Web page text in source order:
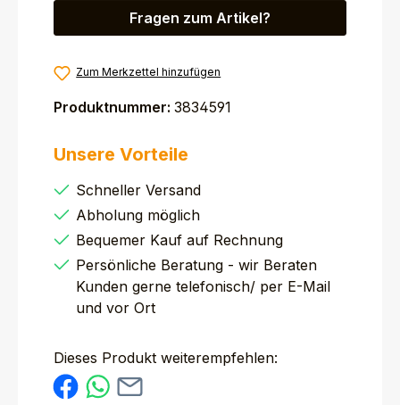
Fragen zum Artikel?
Zum Merkzettel hinzufügen
Produktnummer: 3834591
Unsere Vorteile
Schneller Versand
Abholung möglich
Bequemer Kauf auf Rechnung
Persönliche Beratung - wir Beraten
Kunden gerne telefonisch/ per E-Mail
und vor Ort
Dieses Produkt weiterempfehlen: